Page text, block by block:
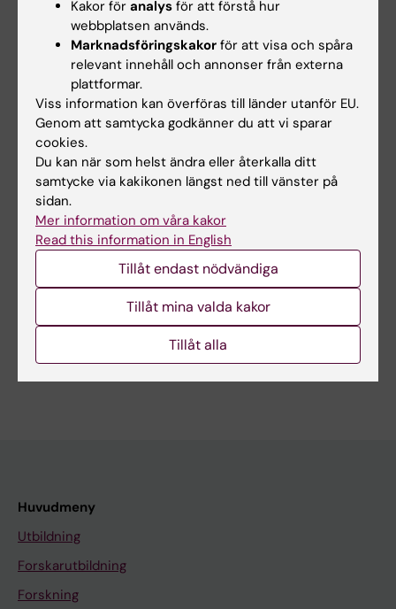
Hade du nytta av informationen på denna sida?
No
Innehållsgranskare:
Elin Uddenstig
Redaktör:Ann Hagerborn
Sidan uppdaterad:2026-05-12
Dela
Huvudmeny
Utbildning
Forskarutbildning
Forskning
Kakor för analys för att förstå hur
webbplatsen används.
Marknadsföringskakor för att visa och spåra
relevant innehåll och annonser från externa
plattformar.
Viss information kan överföras till länder utanför EU.
Genom att samtycka godkänner du att vi sparar
cookies.
Du kan när som helst ändra eller återkalla ditt
samtycke via kakikonen längst ned till vänster på
sidan.
Mer information om våra kakor
Read this information in English
Tillåt endast nödvändiga
Tillåt mina valda kakor
Tillåt alla